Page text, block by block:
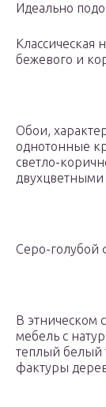
Идеально
Классическая
бежевого и
Обои,
однотонные
светло-
Серо-голубой
В этническом
мебель с
теплый белый
фактуры